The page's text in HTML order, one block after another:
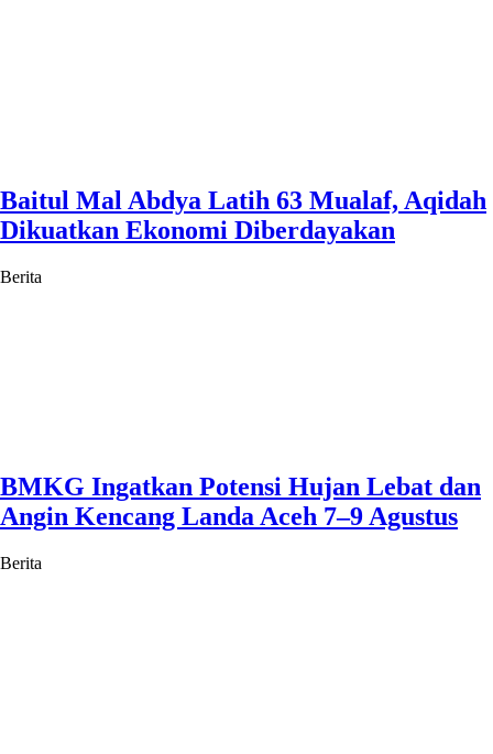
Baitul Mal Abdya Latih 63 Mualaf, Aqidah
Dikuatkan Ekonomi Diberdayakan
Berita
BMKG Ingatkan Potensi Hujan Lebat dan
Angin Kencang Landa Aceh 7–9 Agustus
Berita